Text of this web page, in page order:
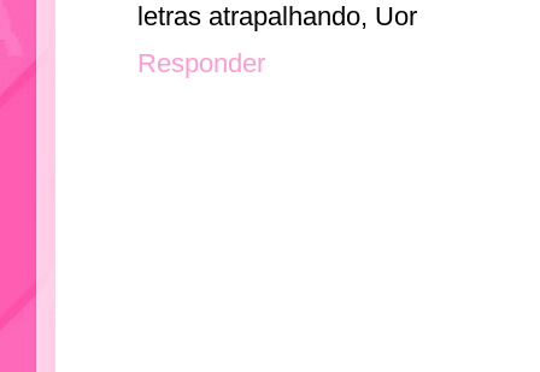
letras atrapalhando, Uor
Responder